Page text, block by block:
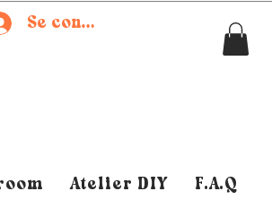
Se connecter
Atelier DIY F.A.Q